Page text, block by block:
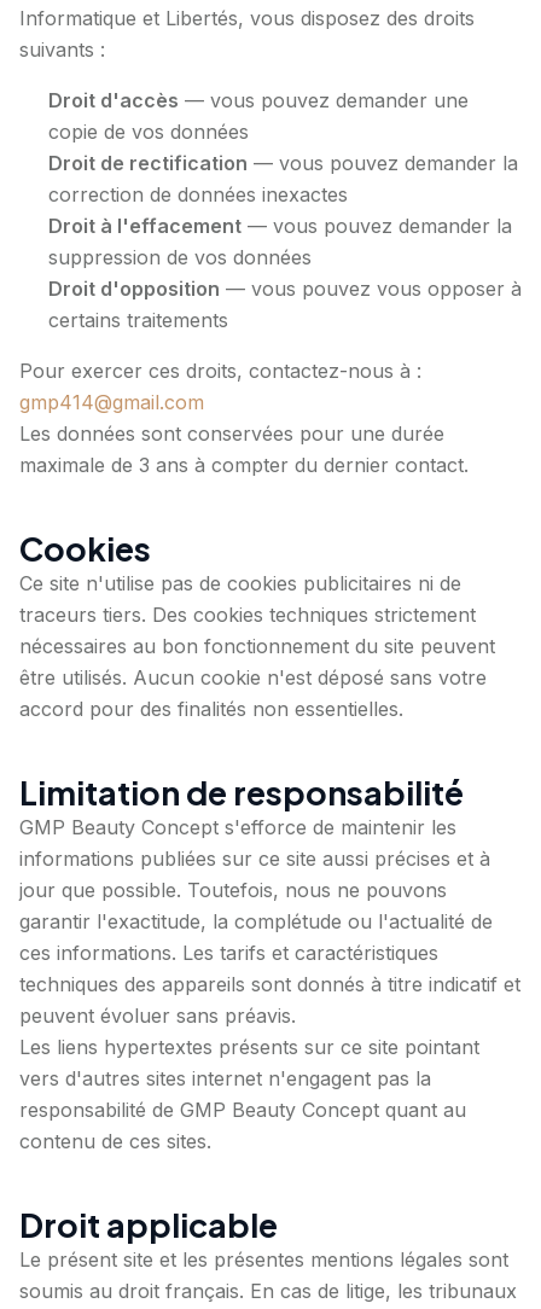
Informatique et Libertés, vous disposez des droits
suivants :
Droit d'accès — vous pouvez demander une
copie de vos données
Droit de rectification — vous pouvez demander la
correction de données inexactes
Droit à l'effacement — vous pouvez demander la
suppression de vos données
Droit d'opposition — vous pouvez vous opposer à
certains traitements
Pour exercer ces droits, contactez-nous à :
gmp414@gmail.com
Les données sont conservées pour une durée
maximale de 3 ans à compter du dernier contact.
Cookies
Ce site n'utilise pas de cookies publicitaires ni de
traceurs tiers. Des cookies techniques strictement
nécessaires au bon fonctionnement du site peuvent
être utilisés. Aucun cookie n'est déposé sans votre
accord pour des finalités non essentielles.
Limitation de responsabilité
GMP Beauty Concept s'efforce de maintenir les
informations publiées sur ce site aussi précises et à
jour que possible. Toutefois, nous ne pouvons
garantir l'exactitude, la complétude ou l'actualité de
ces informations. Les tarifs et caractéristiques
techniques des appareils sont donnés à titre indicatif et
peuvent évoluer sans préavis.
Les liens hypertextes présents sur ce site pointant
vers d'autres sites internet n'engagent pas la
responsabilité de GMP Beauty Concept quant au
contenu de ces sites.
Droit applicable
Le présent site et les présentes mentions légales sont
soumis au droit français. En cas de litige, les tribunaux